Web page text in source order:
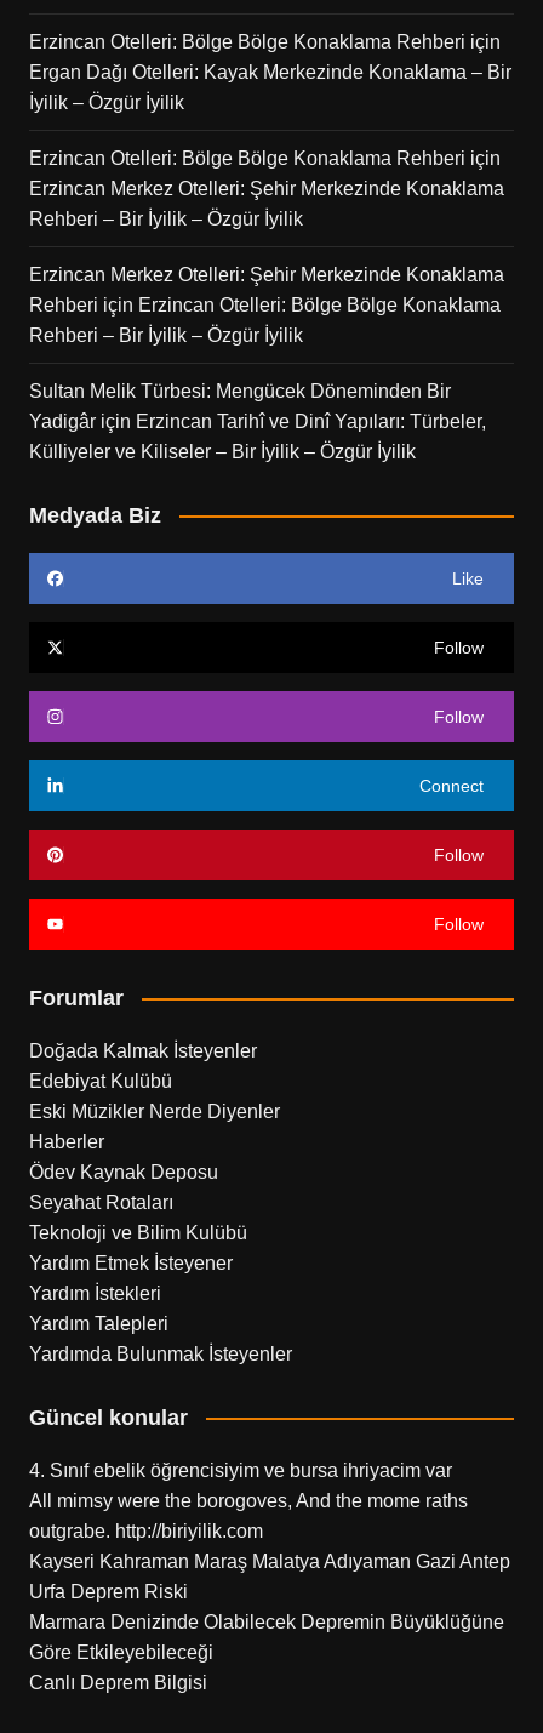
Erzincan Otelleri: Bölge Bölge Konaklama Rehberi için
Ergan Dağı Otelleri: Kayak Merkezinde Konaklama – Bir
İyilik – Özgür İyilik
Erzincan Otelleri: Bölge Bölge Konaklama Rehberi için
Erzincan Merkez Otelleri: Şehir Merkezinde Konaklama
Rehberi – Bir İyilik – Özgür İyilik
Erzincan Merkez Otelleri: Şehir Merkezinde Konaklama
Rehberi için Erzincan Otelleri: Bölge Bölge Konaklama
Rehberi – Bir İyilik – Özgür İyilik
Sultan Melik Türbesi: Mengücek Döneminden Bir
Yadigâriçin Erzincan Tarihî ve Dinî Yapıları: Türbeler,
Külliyeler ve Kiliseler – Bir İyilik – Özgür İyilik
Medyada Biz
Like
Follow
Follow
Connect
Follow
Follow
Forumlar
Doğada Kalmak İsteyenler
Edebiyat Kulübü
Eski Müzikler Nerde Diyenler
Haberler
Ödev Kaynak Deposu
Seyahat Rotaları
Teknoloji ve Bilim Kulübü
Yardım Etmek İsteyener
Yardım İstekleri
Yardım Talepleri
Yardımda Bulunmak İsteyenler
Güncel konular
4. Sınıf ebelik öğrencisiyim ve bursa ihriyacim var
All mimsy were the borogoves, And the mome raths
outgrabe. http://biriyilik.com
Kayseri Kahraman Maraş Malatya Adıyaman Gazi Antep
Urfa Deprem Riski
Marmara Denizinde Olabilecek Depremin Büyüklüğüne
Göre Etkileyebileceği
Canlı Deprem Bilgisi